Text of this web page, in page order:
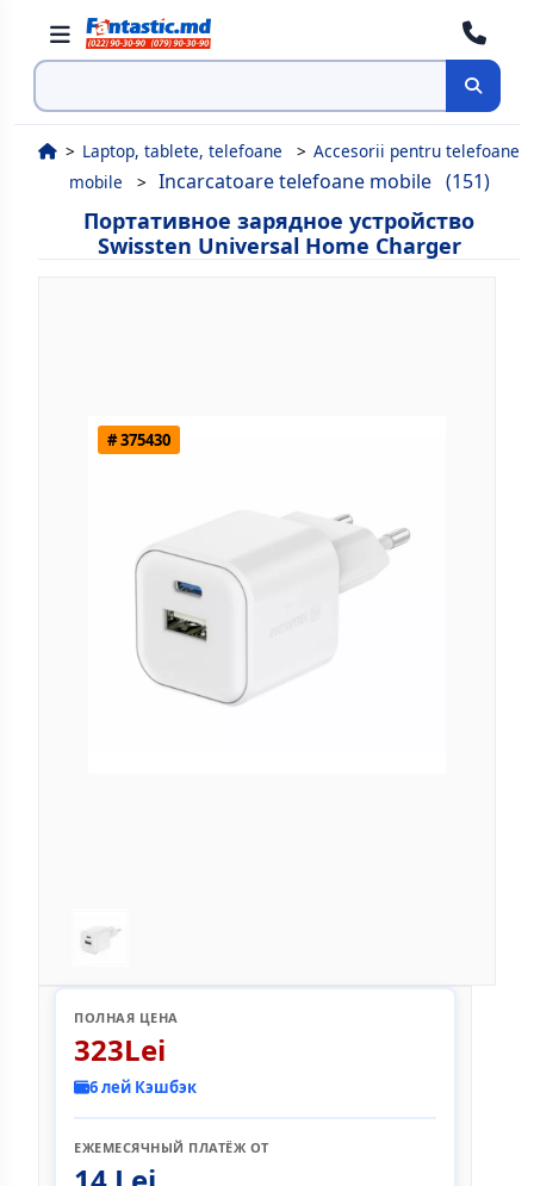
Поиск
Laptop, tablete, telefoane
Accesorii pentru telefoane
mobile
Incarcatoare telefoane mobile (151)
Портативное зарядное устройство
Swissten Universal Home Charger
# 375430
ПОЛНАЯ ЦЕНА
323Lei
6 лей Кэшбэк
ЕЖЕМЕСЯЧНЫЙ ПЛАТЁЖ ОТ